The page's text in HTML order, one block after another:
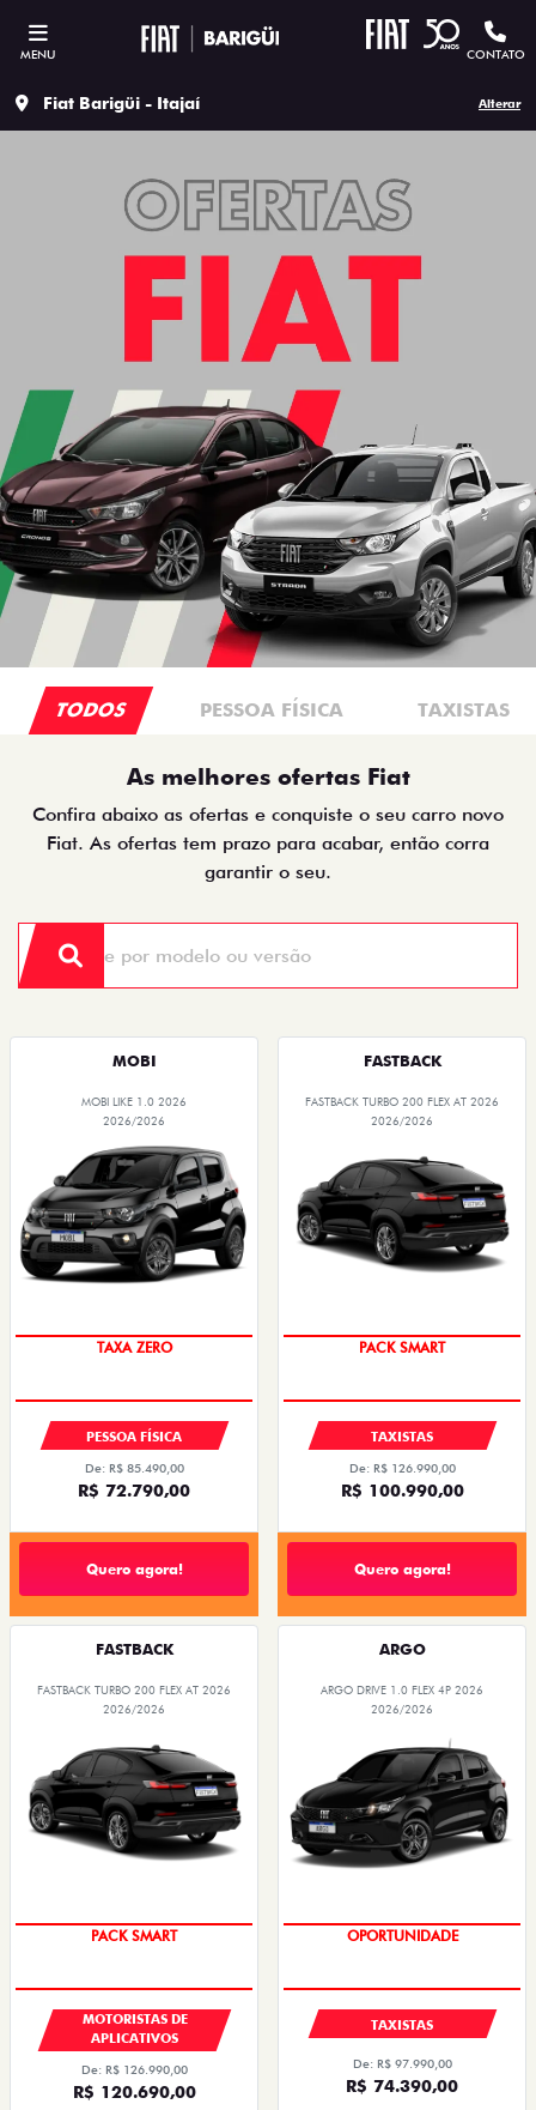
MENU CONTATO
Fiat Barigüi - Itajaí Alterar
TODOS PESSOA FÍSICA TAXISTAS
As melhores ofertas Fiat
Confira abaixo as ofertas e conquiste o seu carro novo
Fiat. As ofertas tem prazo para acabar, então corra
garantir o seu.
MOBI
MOBI LIKE 1.0 2026
2026/2026
PREÇO IMPERDÍVEL
PESSOA FÍSICA
De: R$ 85.490,00
R$ 72.790,00
Quero agora!
FASTBACK
FASTBACK TURBO 200 FLEX AT 2026
2026/2026
PACK SMART
TAXISTAS
De: R$ 126.990,00
R$ 100.990,00
Quero agora!
FASTBACK
FASTBACK TURBO 200 FLEX AT 2026
2026/2026
PACK SMART
MOTORISTAS DE
APLICATIVOS
De: R$ 126.990,00
R$ 120.690,00
ARGO
ARGO DRIVE 1.0 FLEX 4P 2026
2026/2026
OPORTUNIDADE
TAXISTAS
De: R$ 97.990,00
R$ 74.390,00